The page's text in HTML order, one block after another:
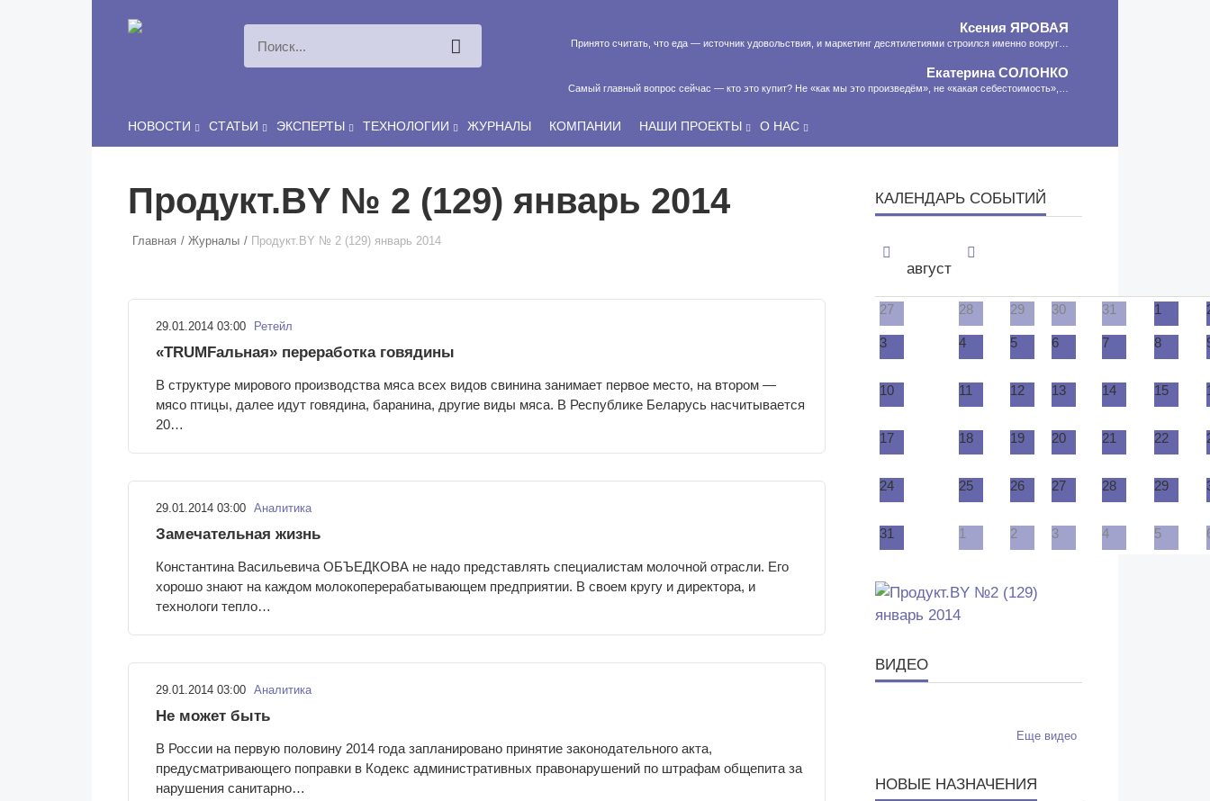
Ксения ЯРОВАЯ
Принято считать, что еда — источник удовольствия, и маркетинг десятилетиями строился именно вокруг…
Екатерина СОЛОНКО
Самый главный вопрос сейчас — кто это купит? Не «как мы это произведём», не «какая себестоимость»,…
НОВОСТИ СТАТЬИ ЭКСПЕРТЫ ТЕХНОЛОГИИ ЖУРНАЛЫ КОМПАНИИ НАШИ ПРОЕКТЫ О НАС
Продукт.BY № 2 (129) январь 2014
Главная Журналы Продукт.BY № 2 (129) январь 2014
29.01.2014 03:00 Ретейл
«TRUMFальная» переработка говядины
В структуре мирового производства мяса всех видов свинина занимает первое место, на втором —
мясо птицы, далее идут говядина, баранина, другие виды мяса. В Республике Беларусь насчитывается
20…
29.01.2014 03:00 Аналитика
Замечательная жизнь
Константина Васильевича ОБЪЕДКОВА не надо представлять специалистам молочной отрасли. Его
хорошо знают на каждом молокоперерабатывающем предприятии. В своем кругу и директора, и
технологи тепло…
29.01.2014 03:00 Аналитика
Не может быть
В России на первую половину 2014 года запланировано принятие законодательного акта,
предусматривающего поправки в Кодекс административных правонарушений по штрафам общепита за
нарушения санитарно…
КАЛЕНДАРЬ СОБЫТИЙ
август
27 28 29 30 31 1
3 4 5 6 7 8
10 11 12 13 14 15
17 18 19 20 21 22
24 25 26 27 28 29
31 1 2 3 4 5
ВИДЕО
Еще видео
НОВЫЕ НАЗНАЧЕНИЯ